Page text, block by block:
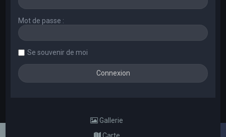
Mot de passe :
Se souvenir de moi
Gallerie
Carte